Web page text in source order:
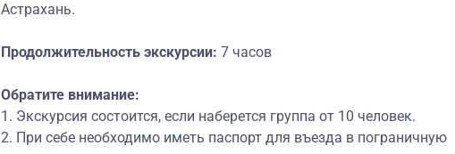
Астрахань.
Продолжительность экскурсии: 7 часов
Обратите внимание:
1. Экскурсия состоится, если наберется группа от 10 человек.
2. При себе необходимо иметь паспорт для въезда в пограничную